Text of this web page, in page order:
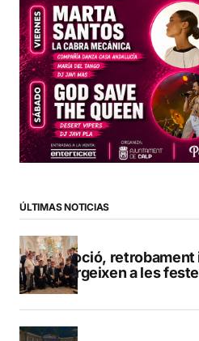
ÚLTIMAS NOTICIAS
Devoció,
emergeixen a les